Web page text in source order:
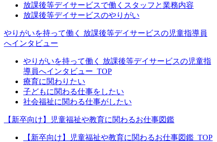
放課後等デイサービスで働くスタッフと業務内容
放課後等デイサービスのやりがい
やりがいを持って働く 放課後等デイサービスの児童指導員
へインタビュー
やりがいを持って働く 放課後等デイサービスの児童指
導員へインタビュー_TOP
療育に関わりたい
子どもに関わる仕事をしたい
社会福祉に関わる仕事がしたい
【新卒向け】児童福祉や教育に関わるお仕事図鑑
【新卒向け】児童福祉や教育に関わるお仕事図鑑_TOP